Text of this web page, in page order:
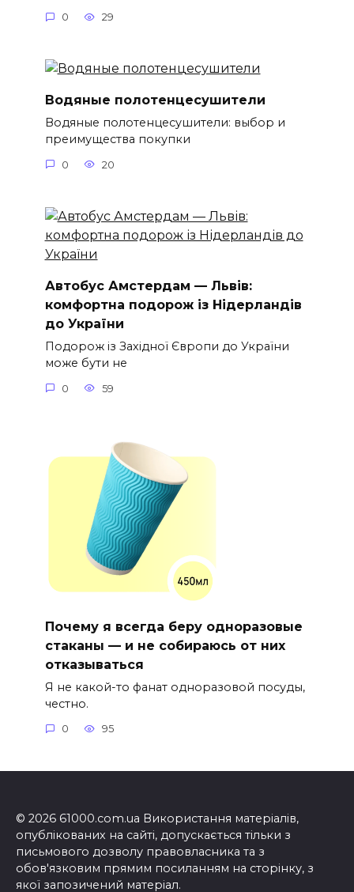
0 29
Водяные полотенцесушители
Водяные полотенцесушители: выбор и
преимущества покупки
0 20
Автобус Амстердам — Львів:
комфортна подорож із Нідерландів
до України
Подорож із Західної Європи до України
може бути не
0 59
Почему я всегда беру одноразовые
стаканы — и не собираюсь от них
отказываться
Я не какой-то фанат одноразовой посуды,
честно.
0 95
© 2026 61000.com.ua Використання матеріалів,
опублікованих на сайті, допускається тільки з
письмового дозволу правовласника та з
обов'язковим прямим посиланням на сторінку, з
якої запозичений матеріал.